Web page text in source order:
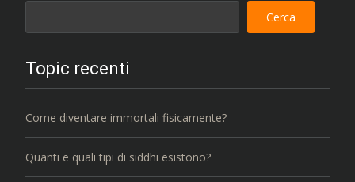
Cerca
Topic recenti
Come diventare immortali fisicamente?
Quanti e quali tipi di siddhi esistono?